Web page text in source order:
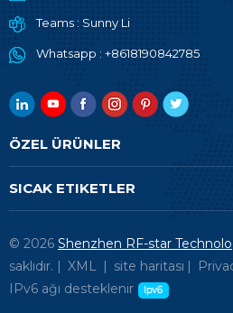
Teams : Sunny Li
Whatsapp : +8618190842785
ÖZEL ÜRÜNLER
SICAK ETIKETLER
© 2026 Shenzhen RF-star
saklıdır. | XML | site haritası |
IPv6 ağı desteklenir